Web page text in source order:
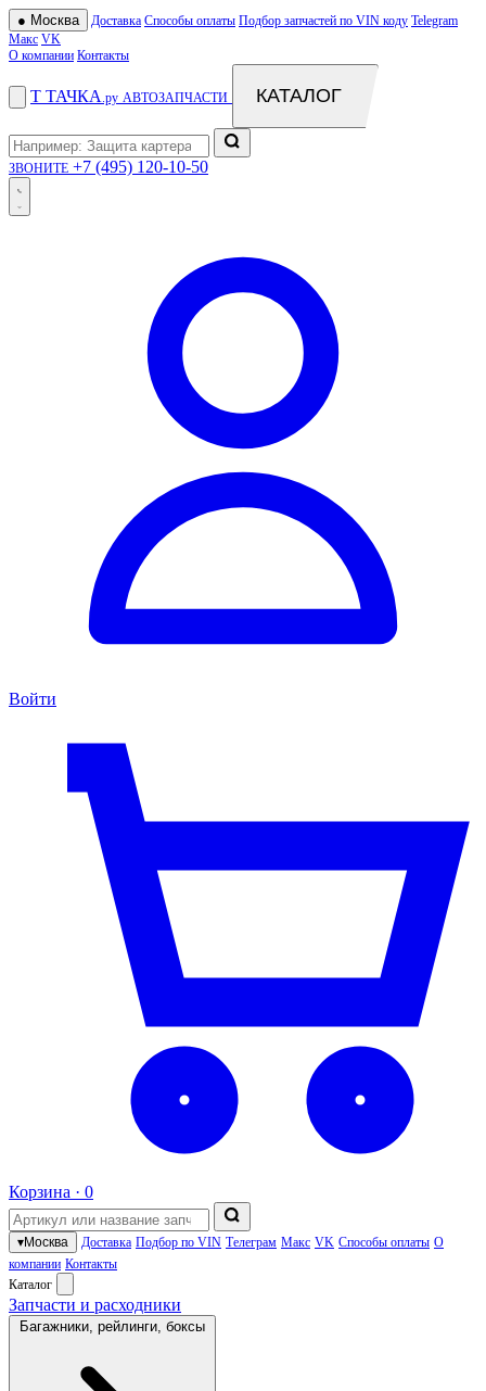
● Москва Доставка Способы оплаты Подбор запчастей по VIN коду Telegram
Макс VK
О компании Контакты
Т ТАЧКА .ру АВТОЗАПЧАСТИ КАТАЛОГ
ЗВОНИТЕ +7 (495) 120-10-50
Войти
Корзина · 0
▾Москва Доставка Подбор по VIN Телеграм Макс VK Способы оплаты О
компании Контакты
Каталог
Запчасти и расходники
Багажники, рейлинги, боксы